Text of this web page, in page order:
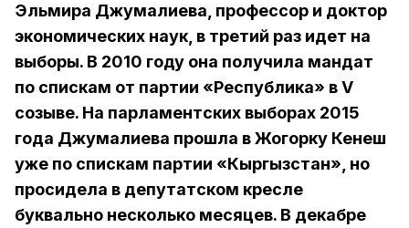
Эльмира Джумалиева, профессор и доктор
экономических наук, в третий раз идет на
выборы. В 2010 году она получила мандат
по спискам от партии «Республика» в V
созыве. На парламентских выборах 2015
года Джумалиева прошла в Жогорку Кенеш
уже по спискам партии «Кыргызстан», но
просидела в депутатском кресле
буквально несколько месяцев. В декабре